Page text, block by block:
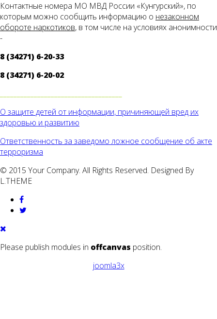
Контактные номера МО МВД России «Кунгурский», по
которым можно сообщить информацию о незаконном
обороте наркотиков, в том числе на условиях анонимности
-
8 (34271) 6-20-33
8 (34271) 6-20-02
О защите детей от информации, причиняющей вред их
здоровью и развитию
Ответственность за заведомо ложное сообщение об акте
терроризма
© 2015 Your Company. All Rights Reserved. Designed By
L.THEME
Please publish modules in offcanvas position.
joomla3x